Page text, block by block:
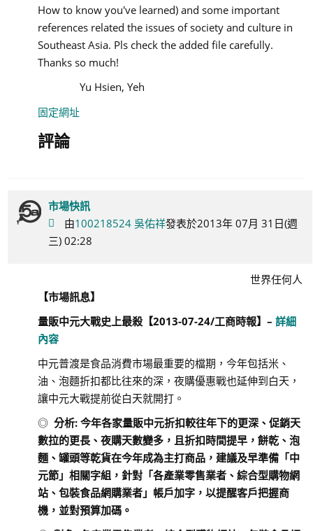
How to know you've learned) and some important
references related the issues of society and culture in
Southeast Asia. Pls check the added file carefully.
Thanks so much!
Yu Hsien, Yeh
固定網址
評論
市場快訊
由100218524 吳佑祥發表於2013年 07月 31日(週
三) 02:28
世界任何人
【市場訊息】
量販中元大戰史上最殺 【2013-07-24/工商時報】 – 詳細
內容
中元普渡是食品消費市場最重要的檔期，今年包括米、
油、泡麵折扣都比往來的深，夜購優惠戰也延伸到白天，
讓中元大戰提前從白天就開打。
◎ 分析: 今年各家量販中元折扣較往年下的更深、促銷天
數拉的更長、夜購天數變多，且折扣時間提早，餅乾、泡
麵、罐頭等乾貨在今年成為主打商品，建議及早準備「中
元節」相關字組，針對「各產業零售業者、綜合型購物網
站、包裝食品網購業者」帳戶加字，以提醒客戶把握商
機，並對預算加碼。